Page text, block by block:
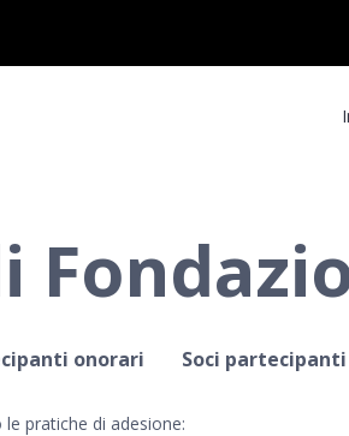
onorari Soci partecipanti
pratiche di adesione: